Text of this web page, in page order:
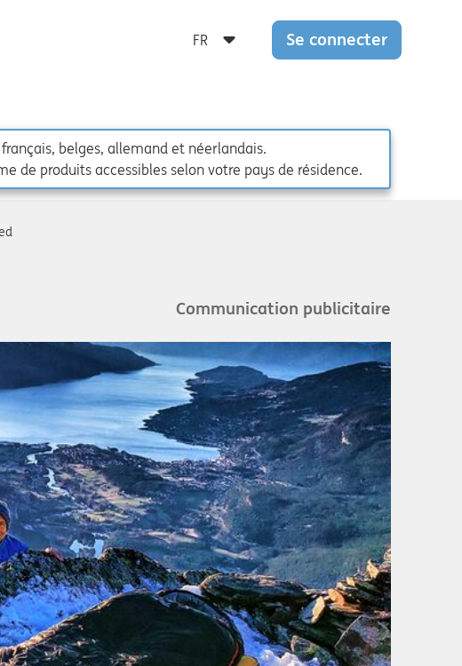
Se connecter
belges, allemand et néerlandais.
de produits accessibles selon votre pays de résidence.
Communication publicitaire